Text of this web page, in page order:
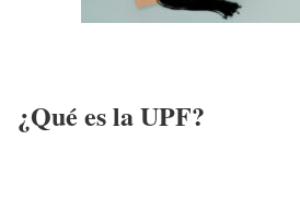
¿Qué es la UPF?